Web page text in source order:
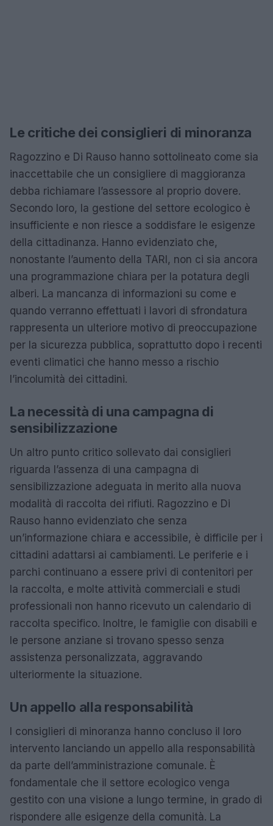
Le critiche dei consiglieri di minoranza
Ragozzino e Di Rauso hanno sottolineato come sia
inaccettabile che un consigliere di maggioranza
debba richiamare l’assessore al proprio dovere.
Secondo loro, la gestione del settore ecologico è
insufficiente e non riesce a soddisfare le esigenze
della cittadinanza. Hanno evidenziato che,
nonostante l’aumento della TARI, non ci sia ancora
una programmazione chiara per la potatura degli
alberi. La mancanza di informazioni su come e
quando verranno effettuati i lavori di sfrondatura
rappresenta un ulteriore motivo di preoccupazione
per la sicurezza pubblica, soprattutto dopo i recenti
eventi climatici che hanno messo a rischio
l’incolumità dei cittadini.
La necessità di una campagna di
sensibilizzazione
Un altro punto critico sollevato dai consiglieri
riguarda l’assenza di una campagna di
sensibilizzazione adeguata in merito alla nuova
modalità di raccolta dei rifiuti. Ragozzino e Di
Rauso hanno evidenziato che senza
un’informazione chiara e accessibile, è difficile per i
cittadini adattarsi ai cambiamenti. Le periferie e i
parchi continuano a essere privi di contenitori per
la raccolta, e molte attività commerciali e studi
professionali non hanno ricevuto un calendario di
raccolta specifico. Inoltre, le famiglie con disabili e
le persone anziane si trovano spesso senza
assistenza personalizzata, aggravando
ulteriormente la situazione.
Un appello alla responsabilità
I consiglieri di minoranza hanno concluso il loro
intervento lanciando un appello alla responsabilità
da parte dell’amministrazione comunale. È
fondamentale che il settore ecologico venga
gestito con una visione a lungo termine, in grado di
rispondere alle esigenze della comunità. La